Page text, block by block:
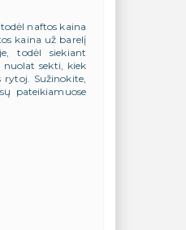
naftos kaina
kaina už barelį
todėl siekiant
sekti, kiek
Sužinokite,
pateikiamuose